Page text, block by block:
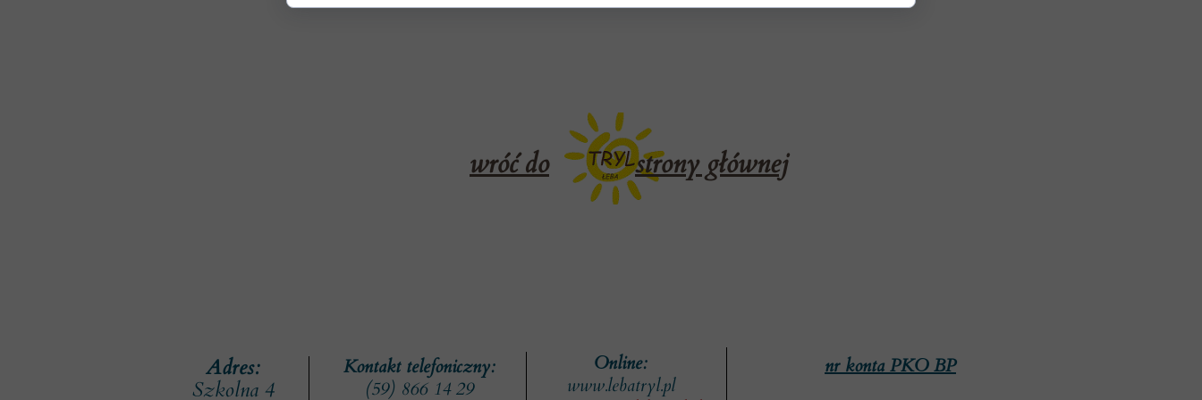
wróć do strony głównej
nr konta PKO BP
Online:
www.lebatryl.pl
Kontakt telefoniczny:
(59) 866 14 29
Adres:
Szkolna 4